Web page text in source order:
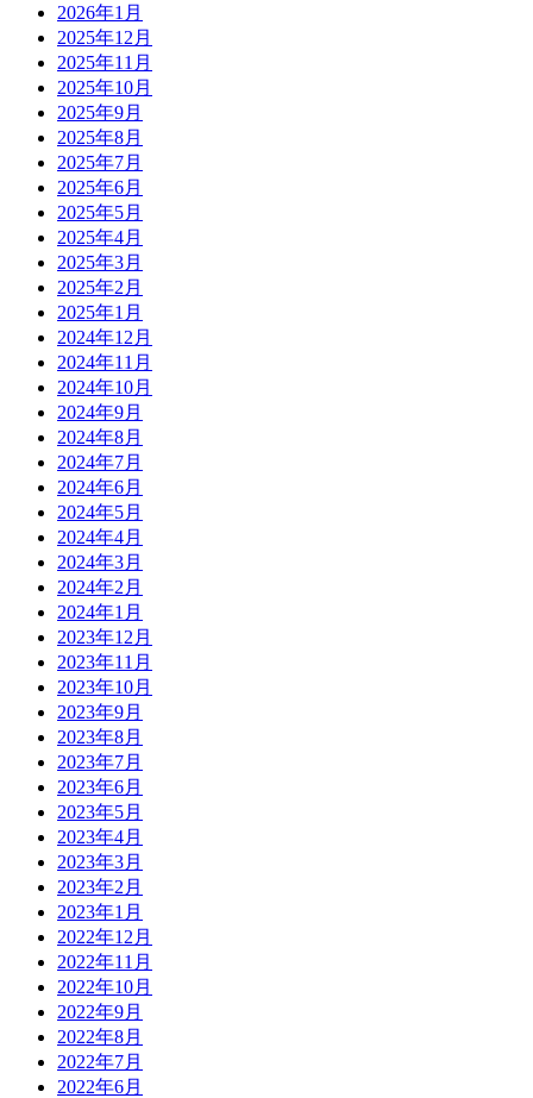
2026年1月
2025年12月
2025年11月
2025年10月
2025年9月
2025年8月
2025年7月
2025年6月
2025年5月
2025年4月
2025年3月
2025年2月
2025年1月
2024年12月
2024年11月
2024年10月
2024年9月
2024年8月
2024年7月
2024年6月
2024年5月
2024年4月
2024年3月
2024年2月
2024年1月
2023年12月
2023年11月
2023年10月
2023年9月
2023年8月
2023年7月
2023年6月
2023年5月
2023年4月
2023年3月
2023年2月
2023年1月
2022年12月
2022年11月
2022年10月
2022年9月
2022年8月
2022年7月
2022年6月